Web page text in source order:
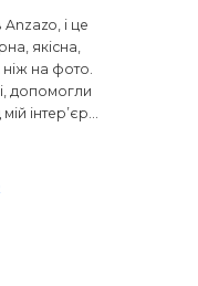
і це
якісна,
на фото.
допомогли
інтер’єр...